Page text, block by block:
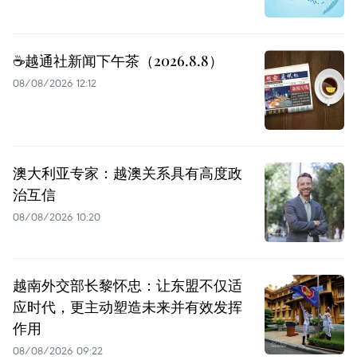
☕️越通社新闻下午茶（2026.8.8）
08/08/2026 12:12
澳大利亚专家：越澳关系具有高度政
治互信
08/08/2026 10:20
越南外交部长黎怀忠：让东盟不仅适
应时代，更主动塑造未来并有效发挥
作用
08/08/2026 09:22